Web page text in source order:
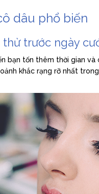
dâu phổ biến
trước ngày
bạn tốn thêm thời gian
khắc rạng rỡ nhất